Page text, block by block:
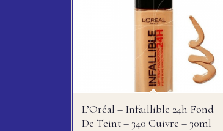
L’Oréal – Infaillible 24h Fond
De Teint – 340 Cuivre – 30ml